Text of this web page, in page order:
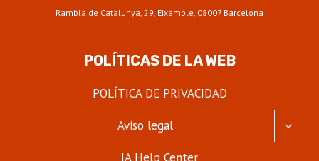
Rambla de Catalunya, 29, Eixample, 08007 Barcelona
POLÍTICAS DE LA WEB
POLÍTICA DE PRIVACIDAD
Aviso legal
IA Help Center